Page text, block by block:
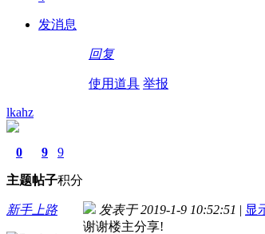
发消息
回复
使用道具 举报
lkahz
0
主题
9
帖子
9
积分
新手上路 发表于 2019-1-9 10:52:51 | 显
谢谢楼主分享!